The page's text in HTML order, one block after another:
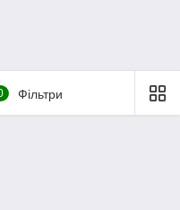
Фільтри